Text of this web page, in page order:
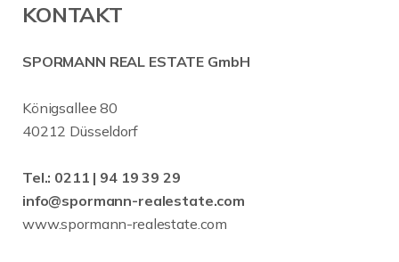
KONTAKT
SPORMANN REAL ESTATE GmbH
Königsallee 80
40212 Düsseldorf
Tel.: 0211 | 94 19 39 29
info@spormann-realestate.com
www.spormann-realestate.com